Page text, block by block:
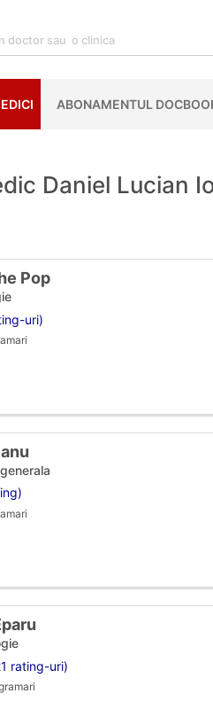
ABONAMENTUL
Daniel Lucian
Pop
uri)
rating-uri)